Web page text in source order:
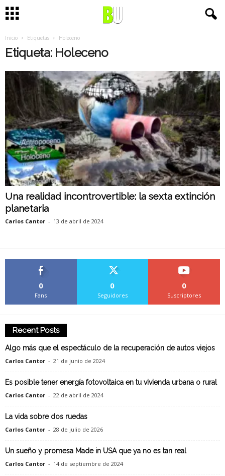
Inicio Etiquetas Holeceno
Etiqueta: Holeceno
Una realidad incontrovertible: la sexta extinción
planetaria
Carlos Cantor - 13 de abril de 2024
0
Fans
0
Seguidores
0
Suscriptores
Recent Posts
Algo más que el espectáculo de la recuperación de autos viejos
Carlos Cantor - 21 de junio de 2024
Es posible tener energía fotovoltaica en tu vivienda urbana o rural
Carlos Cantor - 22 de abril de 2024
La vida sobre dos ruedas
Carlos Cantor - 28 de julio de 2026
Un sueño y promesa Made in USA que ya no es tan real
Carlos Cantor - 14 de septiembre de 2024